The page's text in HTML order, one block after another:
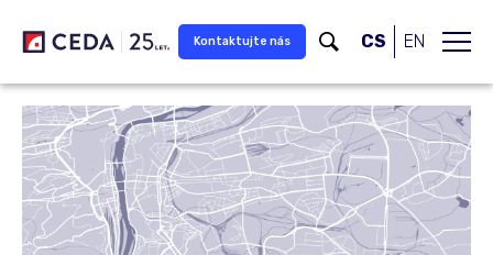
Kontaktujte nás CS EN